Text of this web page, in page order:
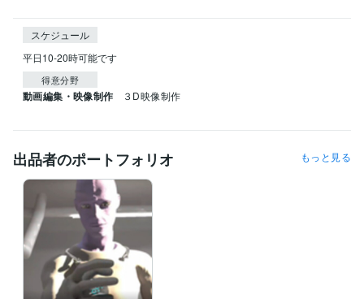
スケジュール
平日10-20時可能です
得意分野
動画編集・映像制作 ３D映像制作
出品者のポートフォリオ もっと見る